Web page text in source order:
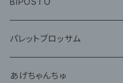
グッズ
パレットブロッサム
CD
あげちゃんちゅ